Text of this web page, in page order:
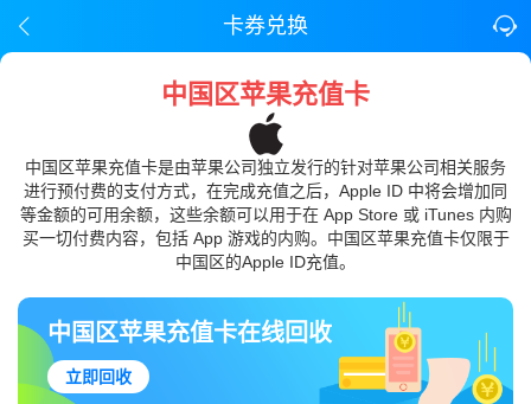
卡券兑换
中国区苹果充值卡
中国区苹果充值卡是由苹果公司独立发行的针对苹果公司相关服务
进行预付费的支付方式，在完成充值之后，Apple ID 中将会增加同
等金额的可用余额，这些余额可以用于在 App Store 或 iTunes 内购
买一切付费内容，包括 App 游戏的内购。中国区苹果充值卡仅限于
中国区的Apple ID充值。
中国区苹果充值卡在线回收
立即回收